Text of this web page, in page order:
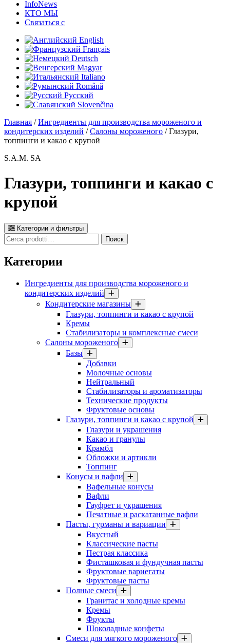
InfoNews
КТО МЫ
Связаться с
English
Français
Deutsch
Magyar
Italiano
Română
Русский
Slovenčina
Главная /Ингредиенты для производства мороженого и
кондитерских изделий /Салоны мороженого / Глазури,
топпинги и какао с крупой
S.A.M. SA
Глазури, топпинги и какао с
крупой
Категории и фильтры
Cerca
prodotti
Поиск
Категории
Ингредиенты для производства мороженого и
кондитерских изделий
Кондитерские магазины
Глазури, топпинги и какао с крупой
Кремы
Стабилизаторы и комплексные смеси
Салоны мороженого
Базы
Добавки
Молочные основы
Нейтральный
Стабилизаторы и ароматизаторы
Технические продукты
Фруктовые основы
Глазури, топпинги и какао с крупой
Глазури и украшения
Какао и гранулы
Крамбл
Обложки и артикли
Топпинг
Конусы и вафли
Вафельные конусы
Вафли
Гауфрет и украшения
Печатные и раскатанные вафли
Пасты, гурманы и вариации
Вкусный
Классические пасты
Пестрая классика
Фисташковая и фундучная пасты
Фруктовые вариегаты
Фруктовые пасты
Полные смеси
Гранитас и холодные кремы
Кремы
Фрукты
Шоколадные конфеты
Смеси для мягкого мороженого